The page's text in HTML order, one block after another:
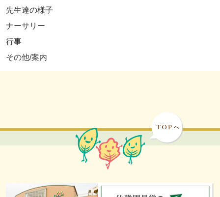
先生達の様子
ナーサリー
行事
その他/案内